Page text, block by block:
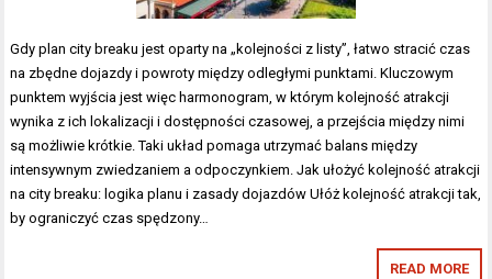
Gdy plan city breaku jest oparty na „kolejności z listy”, łatwo stracić czas
na zbędne dojazdy i powroty między odległymi punktami. Kluczowym
punktem wyjścia jest więc harmonogram, w którym kolejność atrakcji
wynika z ich lokalizacji i dostępności czasowej, a przejścia między nimi
są możliwie krótkie. Taki układ pomaga utrzymać balans między
intensywnym zwiedzaniem a odpoczynkiem. Jak ułożyć kolejność atrakcji
na city breaku: logika planu i zasady dojazdów Ułóż kolejność atrakcji tak,
by ograniczyć czas spędzony…
READ MORE